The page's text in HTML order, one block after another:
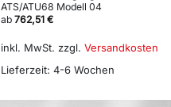
ATS/ATU68 Modell 04
ab 762,51 €
inkl. MwSt. zzgl. Versandkosten
Lieferzeit: 4-6 Wochen